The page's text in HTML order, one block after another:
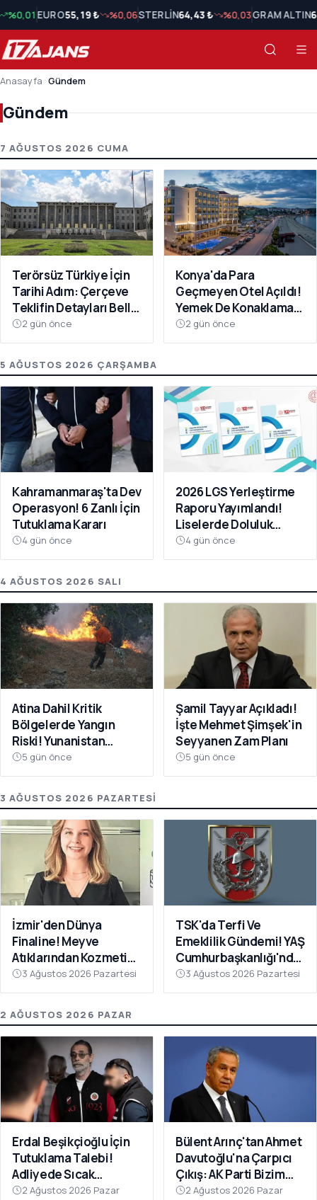
%0,01 EURO55,19 ₺ %0,06STERLİN64,43 ₺ %0,03GRAM ALTIN
Anasayfa Gündem
Gündem
Gündem Son Haberler
7 AĞUSTOS 2026 CUMA
Terörsüz Türkiye İçin
Tarihi Adım: Çerçeve
Teklifin Detayları Belli
Oldu
2 gün önce
Konya'da Para
Geçmeyen Otel Açıldı!
Yemek De Konaklama
Da Ücretsiz
2 gün önce
5 AĞUSTOS 2026 ÇARŞAMBA
Kahramanmaraş'ta Dev
Operasyon! 6 Zanlı İçin
Tutuklama Kararı
4 gün önce
2026 LGS Yerleştirme
Raporu Yayımlandı!
Liselerde Doluluk
Yüzde 95'i Aştı
4 gün önce
4 AĞUSTOS 2026 SALI
Atina Dahil Kritik
Bölgelerde Yangın
Riski! Yunanistan
Kırmızıya Büründü
5 gün önce
Şamil Tayyar Açıkladı!
İşte Mehmet Şimşek'in
Seyyanen Zam Planı
5 gün önce
3 AĞUSTOS 2026 PAZARTESI
İzmir'den Dünya
Finaline! Meyve
Atıklarından Kozmetik
Devrimi
3 Ağustos 2026 Pazartesi
TSK'da Terfi Ve
Emeklilik Gündemi! YAŞ
Cumhurbaşkanlığı'nda
Toplanacak
3 Ağustos 2026 Pazartesi
2 AĞUSTOS 2026 PAZAR
Erdal Beşikçioğlu İçin
Tutuklama Talebi!
Adliyede Sıcak
Dakikalar
2 Ağustos 2026 Pazar
Bülent Arınç'tan Ahmet
Davutoğlu'na Çarpıcı
Çıkış: AK Parti Bizim
Evimiz
2 Ağustos 2026 Pazar